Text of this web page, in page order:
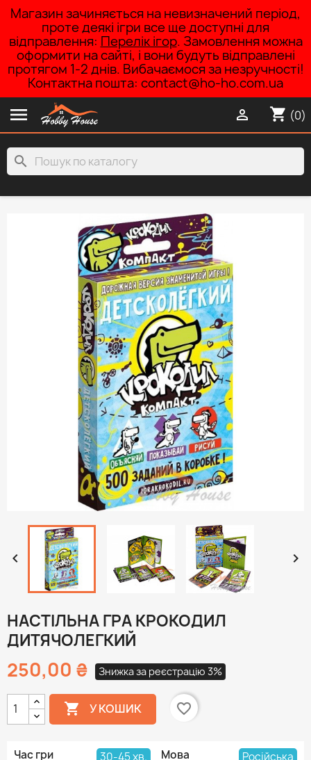
Магазин зачиняється на невизначений період,
проте деякі ігри все ще доступні для
відправлення: Перелік ігор. Замовлення можна
оформити на сайті, і вони будуть відправлені
протягом 1-2 днів. Вибачаємося за незручності!
Контактна пошта: contact@ho-ho.com.ua
 shopping_cart (0)

search
 
НАСТІЛЬНА ГРА КРОКОДИЛ
ДИТЯЧОЛЕГКИЙ
250,00 ₴ Знижка за реєстрацію 3%
 У КОШИК favorite_border
Час гри 30-45 хв. Мова Російська